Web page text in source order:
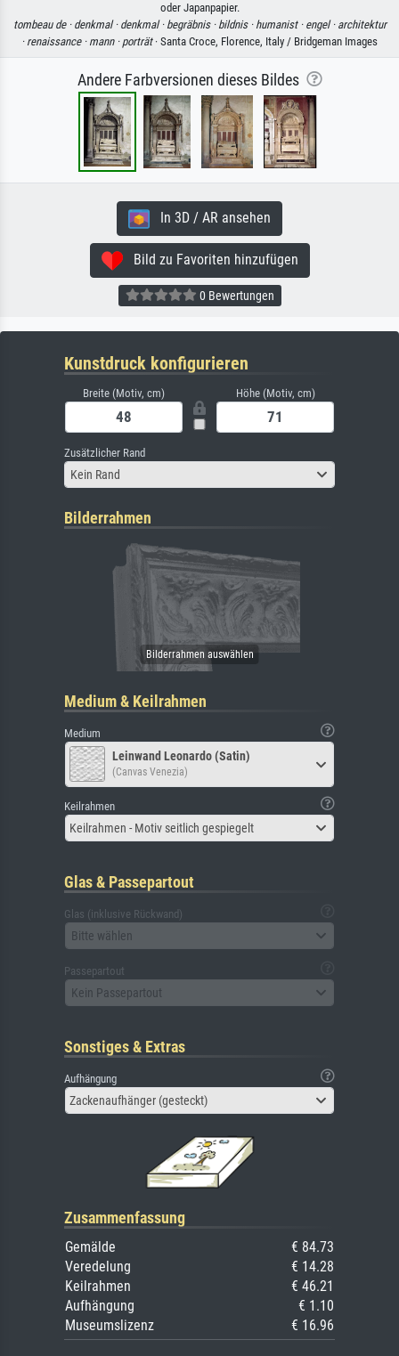
oder Japanpapier.
tombeau de · denkmal · denkmal · begräbnis · bildnis · humanist · engel · architektur
· renaissance · mann · porträt· Santa Croce, Florence, Italy / Bridgeman Images
Andere Farbversionen dieses Bildes
In 3D / AR ansehen
Bild zu Favoriten hinzufügen
0 Bewertungen
Kunstdruck konfigurieren
Breite (Motiv, cm) Höhe (Motiv, cm)
Zusätzlicher Rand
Kein Rand
Bilderrahmen
Medium & Keilrahmen
Medium
Leinwand Leonardo (Satin)
(Canvas Venezia)
Keilrahmen
Keilrahmen - Motiv seitlich gespiegelt
Glas & Passepartout
Glas (inklusive Rückwand)
Bitte wählen
Passepartout
Kein Passepartout
Sonstiges & Extras
Aufhängung
Zackenaufhänger (gesteckt)
Zusammenfassung
Gemälde
€ 84.73
Veredelung
€ 14.28
Keilrahmen
€ 46.21
Aufhängung
€ 1.10
Museumslizenz
€ 16.96